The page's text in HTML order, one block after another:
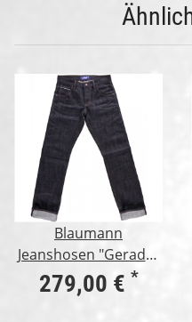
Blaumann
Jeanshosen "Gerader
Blaumann" 15oz
279,00 € *